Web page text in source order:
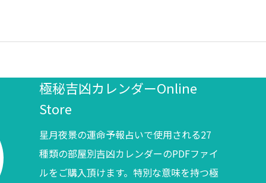
極秘吉凶カレンダーOnline
Store
星月夜景の運命予報占いで使用される27
種類の部屋別吉凶カレンダーのPDFファイ
ルをご購入頂けます。特別な意味を持つ極